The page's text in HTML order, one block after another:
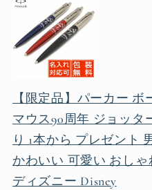
【限定品】パーカー
マウス90周年 ジョッタ
り 1本から プレゼント
かわいい 可愛い おし
ディズニー Disney